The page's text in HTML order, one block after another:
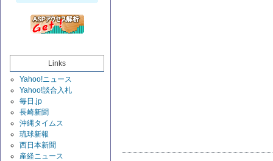
Links
Yahoo!ニュース
Yahoo!談合入札
毎日.jp
長崎新聞
沖縄タイムス
琉球新報
西日本新聞
産経ニュース